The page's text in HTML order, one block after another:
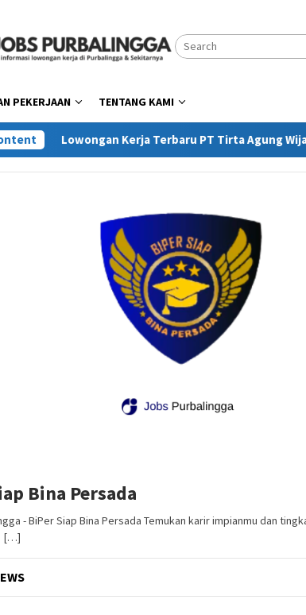
PEKERJAAN TENTANG KAMI
Lowongan Kerja Terbaru PT Tirta Agung Wijaya
Bina Persada
- BiPer Siap Bina Persada Temukan karir impianmu dan
[…]